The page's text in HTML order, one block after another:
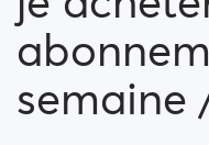
Comment bloquer
Comment puis-je
semaine